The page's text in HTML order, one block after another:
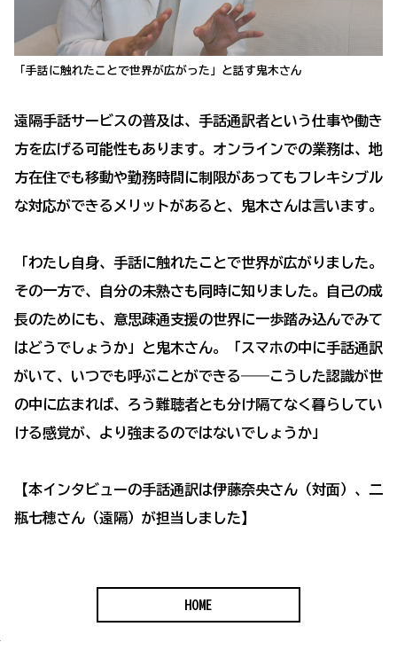
「手話に触れたことで世界が広がった」と話す鬼木さん
遠隔手話サービスの普及は、手話通訳者という仕事や働き
方を広げる可能性もあります。オンラインでの業務は、地
方在住でも移動や勤務時間に制限があってもフレキシブル
な対応ができるメリットがあると、鬼木さんは言います。
「わたし自身、手話に触れたことで世界が広がりました。
その一方で、自分の未熟さも同時に知りました。自己の成
長のためにも、意思疎通支援の世界に一歩踏み込んでみて
はどうでしょうか」と鬼木さん。「スマホの中に手話通訳
がいて、いつでも呼ぶことができる――こうした認識が世
の中に広まれば、ろう難聴者とも分け隔てなく暮らしてい
ける感覚が、より強まるのではないでしょうか」
【本インタビューの手話通訳は伊藤奈央さん（対面）、二
瓶七穂さん（遠隔）が担当しました】
HOME